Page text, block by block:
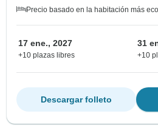
Precio basado en la habitación más
17 ene., 2027
+10 plazas libres
31
+10
Descargar folleto